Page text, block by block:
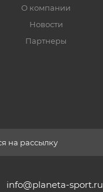
О компании
Новости
Партнеры
на рассылку
info@planeta-sport.ru